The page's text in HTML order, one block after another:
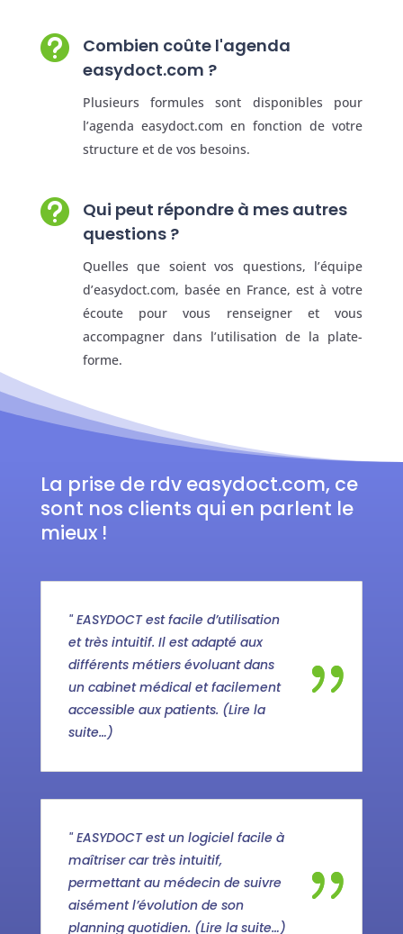

Combien coûte l'agenda
easydoct.com ?
Plusieurs formules sont disponibles pour
l’agenda easydoct.com en fonction de votre
structure et de vos besoins.

Qui peut répondre à mes autres
questions ?
Quelles que soient vos questions, l’équipe
d’easydoct.com, basée en France, est à votre
écoute pour vous renseigner et vous
accompagner dans l’utilisation de la plate-
forme.
La prise de rdv easydoct.com, ce
sont nos clients qui en parlent le
mieux !
" EASYDOCT est facile d’utilisation
et très intuitif. Il est adapté aux
différents métiers évoluant dans
un cabinet médical et facilement
accessible aux patients. (Lire la
suite…)
" EASYDOCT est un logiciel facile à
maîtriser car très intuitif,
permettant au médecin de suivre
aisément l’évolution de son
planning quotidien. (Lire la suite…)